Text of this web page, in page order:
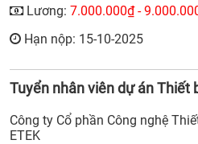
Lương: 7.000.000₫ -
Hạn nộp: 15-10-2025
Tuyển nhân viên dự án Thiết
Công ty Cổ phần Công nghệ
ETEK